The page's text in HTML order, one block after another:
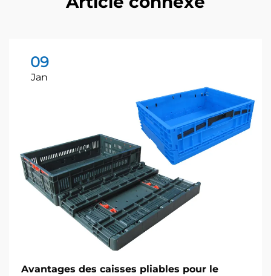
09
Jan
Avantages des caisses pliables pour le